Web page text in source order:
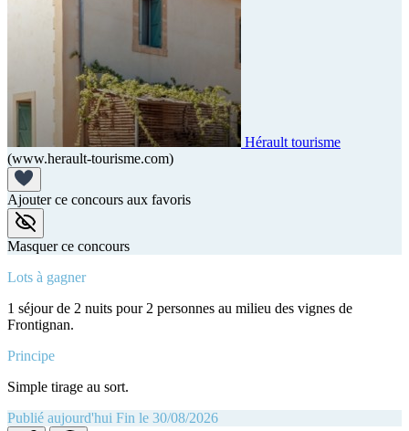
Hérault tourisme
(www.herault-tourisme.com)
Ajouter ce concours aux favoris
Masquer ce concours
Lots à gagner
1 séjour de 2 nuits pour 2 personnes au milieu des vignes de
Frontignan.
Principe
Simple tirage au sort.
Publié aujourd'hui Fin le 30/08/2026